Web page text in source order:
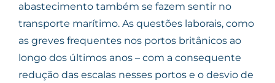
abastecimento também se fazem sentir no
transporte marítimo. As questões laborais, como
as greves frequentes nos portos britânicos ao
longo dos últimos anos – com a consequente
redução das escalas nesses portos e o desvio de